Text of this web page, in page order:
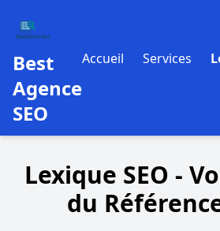
Best
Agence
SEO
Accueil Services
Lexique SEO -
du